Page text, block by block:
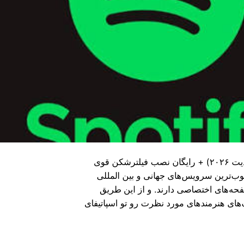
دانلود فیلترشکن نامحدود برای اسپاتیفای (آپدیت ۲۰۲۶) + رایگان نصب فیلترشکن قوی
سرویس‌های جهانی و بین المللی
اختصاصی دارند. و از این طریق
هنرمندهای مورد نظرت رو تو اسپاتیفای